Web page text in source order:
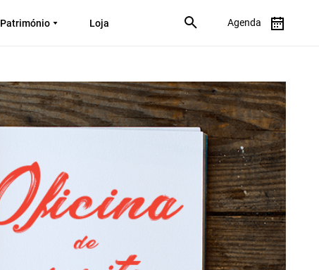
Património Loja Agenda